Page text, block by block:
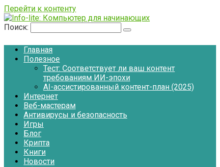
Перейти к контенту
Поиск:
Главная
Полезное
Тест: Соответствует ли ваш контент
требованиям ИИ-эпохи
AI-ассистированный контент-план (2025)
Интернет
Веб-мастерам
Антивирусы и безопасность
Игры
Блог
Крипта
Книги
Новости